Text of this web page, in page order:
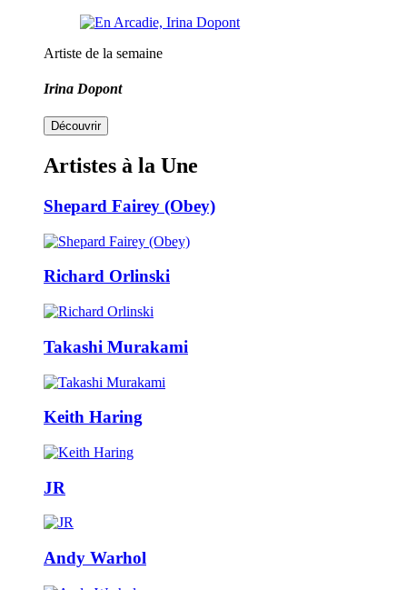
Artiste de la semaine
Irina Dopont
Découvrir
Artistes à la Une
Shepard Fairey (Obey)
Richard Orlinski
Takashi Murakami
Keith Haring
JR
Andy Warhol